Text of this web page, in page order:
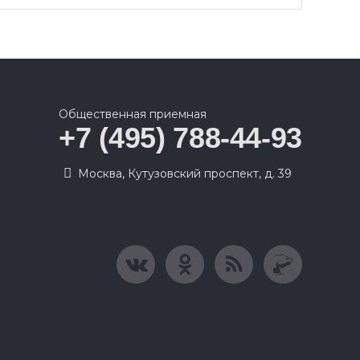
Общественная приемная
+7 (495) 788-44-93
Москва, Кутузовский проспект, д. 39